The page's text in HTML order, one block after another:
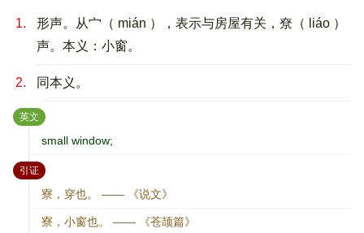
1.
形声。从宀（ mián ），表示与房屋有关，尞（ liáo ）
声。本义：小窗。
2. 同本义。
英文 ：
small window;
引证：
寮，穿也。 —— 《说文》
寮，小窗也。 —— 《苍颉篇》